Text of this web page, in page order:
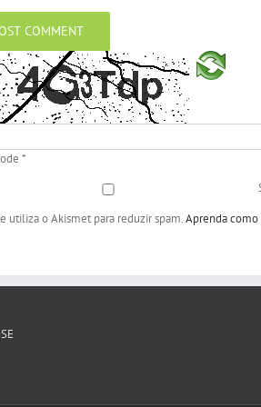
*
utiliza o Akismet para reduzir spam.Aprenda como